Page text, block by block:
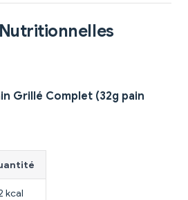
Grillé Complet (32g pain
kcal